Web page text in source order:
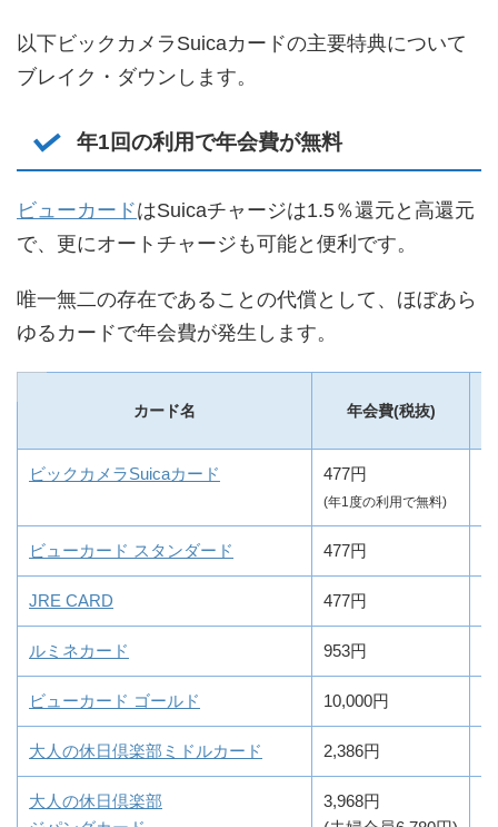
以下ビックカメラSuicaカードの主要特典について
ブレイク・ダウンします。
年1回の利用で年会費が無料
ビューカードはSuicaチャージは1.5％還元と高還元
で、更にオートチャージも可能と便利です。
唯一無二の存在であることの代償として、ほぼあら
ゆるカードで年会費が発生します。
カード名 年会費(税抜)
ビックカメラSuicaカード 477円
(年1度の利用で無料)
ビューカード スタンダード 477円
JRE CARD 477円
ルミネカード 953円
ビューカード ゴールド 10,000円
大人の休日倶楽部ミドルカード 2,386円
大人の休日倶楽部
3,968円